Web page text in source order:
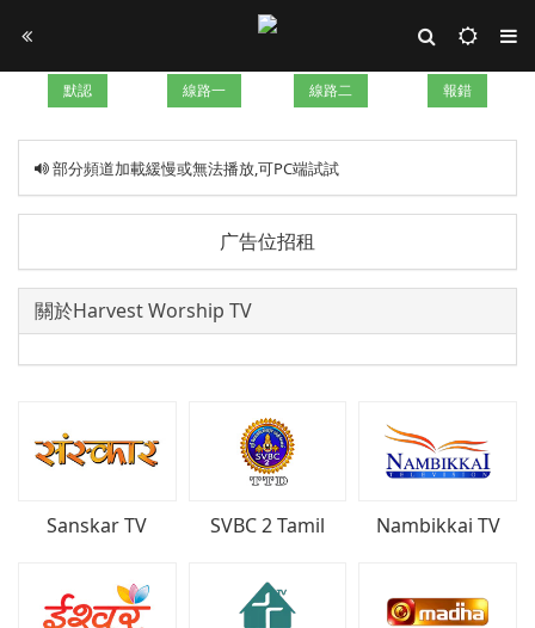
默認 線路一 線路二 報錯
部分頻道加載緩慢或無法播放,可PC端試試
广告位招租
關於Harvest Worship TV
Sanskar TV SVBC 2 Tamil Nambikkai TV